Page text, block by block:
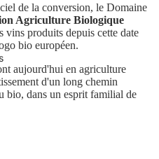
de la conversion, le Domaine
Agriculture Biologique
vins produits depuis cette date
bio européen.
aujourd'hui en agriculture
d'un long chemin
bio, dans un esprit familial de